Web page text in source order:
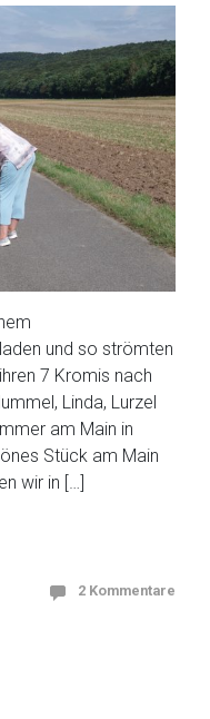
und so strömten
7 Kromis nach
Linda, Lurzel
am Main in
Stück am Main
wir in […]
2 Kommentare